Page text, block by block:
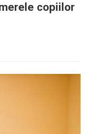
copiilor